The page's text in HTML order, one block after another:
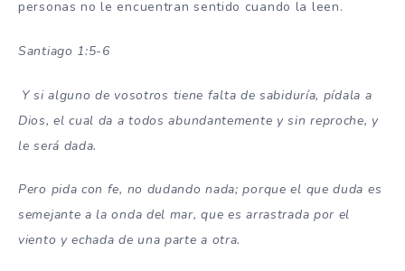
personas no le encuentran sentido cuando la leen.
Santiago 1:5-6
Y si alguno de vosotros tiene falta de sabiduría, pídala a
Dios, el cual da a todos abundantemente y sin reproche, y
le será dada.
Pero pida con fe, no dudando nada; porque el que duda es
semejante a la onda del mar, que es arrastrada por el
viento y echada de una parte a otra.